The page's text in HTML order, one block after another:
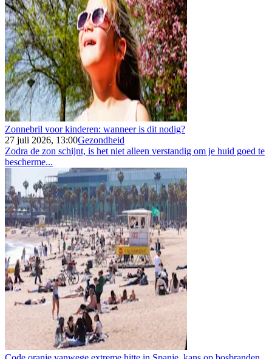
Zonnebril voor kinderen: wanneer is dit nodig?
27 juli 2026, 13:00Gezondheid
Zodra de zon schijnt, is het niet alleen verstandig om je huid goed te
bescherme...